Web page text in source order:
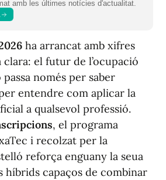
amb les últimes notícies d'actualitat.
ha arrancat amb xifres
el futur de l’ocupació
només per saber
entendre com aplicar la
a qualsevol professió.
, el programa
i recolzat per la
reforça enguany la seua
híbrids capaços de combinar